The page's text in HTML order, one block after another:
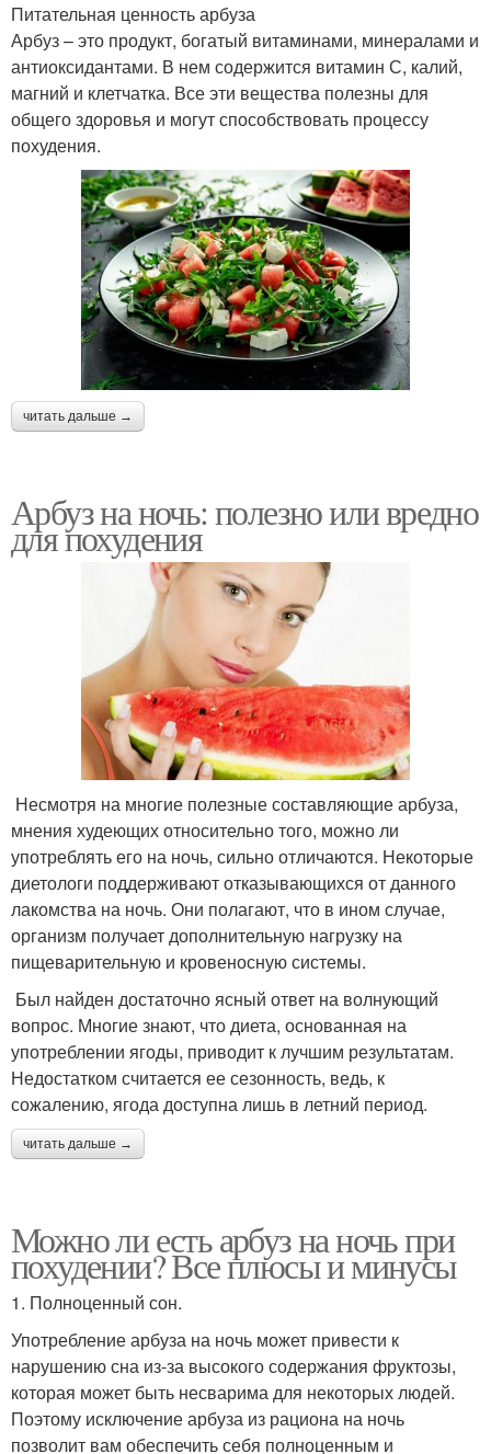
Питательная ценность арбуза
Арбуз – это продукт, богатый витаминами, минералами и
антиоксидантами. В нем содержится витамин С, калий,
магний и клетчатка. Все эти вещества полезны для
общего здоровья и могут способствовать процессу
похудения.
читать дальше →
Арбуз на ночь: полезно или вредно
для похудения
Несмотря на многие полезные составляющие арбуза,
мнения худеющих относительно того, можно ли
употреблять его на ночь, сильно отличаются. Некоторые
диетологи поддерживают отказывающихся от данного
лакомства на ночь. Они полагают, что в ином случае,
организм получает дополнительную нагрузку на
пищеварительную и кровеносную системы.
Был найден достаточно ясный ответ на волнующий
вопрос. Многие знают, что диета, основанная на
употреблении ягоды, приводит к лучшим результатам.
Недостатком считается ее сезонность, ведь, к
сожалению, ягода доступна лишь в летний период.
читать дальше →
Можно ли есть арбуз на ночь при
похудении? Все плюсы и минусы
1. Полноценный сон.
Употребление арбуза на ночь может привести к
нарушению сна из-за высокого содержания фруктозы,
которая может быть несварима для некоторых людей.
Поэтому исключение арбуза из рациона на ночь
позволит вам обеспечить себя полноценным и